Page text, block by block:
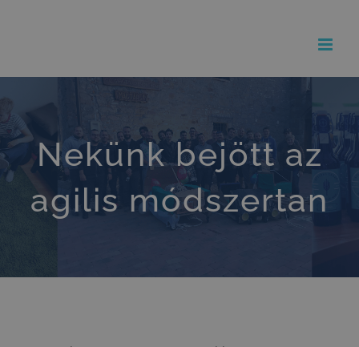
Nekünk bejött az
agilis módszertan